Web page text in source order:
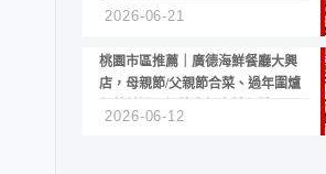
2026-06-21
桃園市區推薦｜廣德海鮮餐廳大興
店，母親節/父親節合菜、過年圍爐
2026-06-12